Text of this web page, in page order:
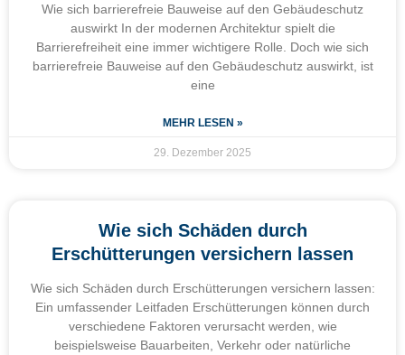
Wie sich barrierefreie Bauweise auf den Gebäudeschutz
auswirkt In der modernen Architektur spielt die
Barrierefreiheit eine immer wichtigere Rolle. Doch wie sich
barrierefreie Bauweise auf den Gebäudeschutz auswirkt, ist
eine
MEHR LESEN »
29. Dezember 2025
Wie sich Schäden durch
Erschütterungen versichern lassen
Wie sich Schäden durch Erschütterungen versichern lassen:
Ein umfassender Leitfaden Erschütterungen können durch
verschiedene Faktoren verursacht werden, wie
beispielsweise Bauarbeiten, Verkehr oder natürliche